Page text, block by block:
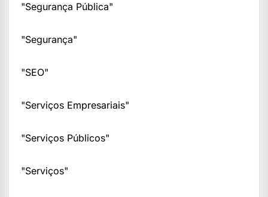
"Segurança Pública"
"Segurança"
"SEO"
"Serviços Empresariais"
"Serviços Públicos"
"Serviços"